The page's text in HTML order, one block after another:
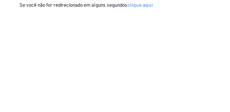
Se você não for redirecionado em alguns segundosclique aqui